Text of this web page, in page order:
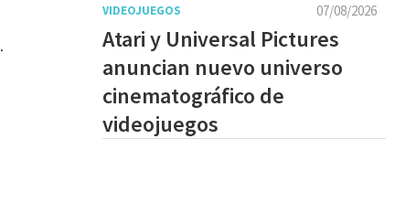
.
07/08/2026
VIDEOJUEGOS
Atari y Universal Pictures
anuncian nuevo universo
cinematográfico de
videojuegos